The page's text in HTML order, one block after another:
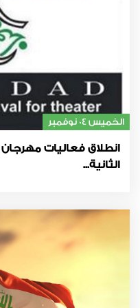
الخميس 04 نوفمبر
انطلاق فعاليات مهرجان
الثانية...